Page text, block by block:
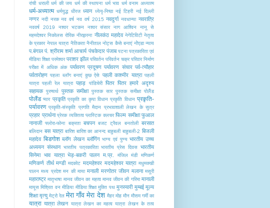
रांची धराली धर्म की जय धर्म की स्थापना धर्म भाव धर्म वनाम अध्यात्म
धर्म-अध्यात्म धर्मयुद्ध धीरज ध्यान ध्येयृ-निष्ठा नई टिहरी नई दिल्ली
नग्गर नदी नरक नव वर्ष नव वर्ष 2015 नवदुर्गा नवधान्या नवरात्रि
नववर्ष 2019 नश्वर भटकन नश्वर संसार नाग आश्विन
नानू से
महमदेश्वर निकोलस रोरिक नीरझरना नीलकंठ महादेव नेगेटिविटी नेतृत्व
के प्रकार नेपाल यात्रा नैतिकता नैनीताल नोट्स कैसे बनाएं नोेएडा न्याय
प.बंगाल पं. श्रीराम शर्मा आचार्य पंचकेदार पंजाब पटना पत्रकारिता एवं
मीडिया शिक्षा परमेश्वर पराशर झील परिवर्तन परिवर्तन चक्र परिवार निर्माण
परीक्षा में अधिक अंक पर्यावरण प्रदूषण पर्यावरण संचार पर्व-त्यौहार
पर्वतारोहण पहला ब्लॉग बनाएं कुछ ऐसे पहली काश्मीर यात्रा पहली
यात्रा पहली रेल यात्रा पहाड़ पांडिचेरी पितर पितर हमारे अदृश्य
सहायक पुरुषार्थ पुस्तक समीक्षा पुस्तक सार पु्स्तक समीक्षा पोलैंंड
पोलैंड प्यार प्रकृति प्रकृति का कृपा विधान प्रकृति विधान प्रकृति-
पर्यावरण प्रकृति-संस्कृति प्रगति मैदान प्रभावशाली लेखन के सुत्र
प्रहार प्रार्थना प्रेरक व्यक्तित्व प्लास्टिक क्लचर फिल्म समीक्षा फुआल
नानाजी फ्लोरा-फोना बक्रता बचपन बजट ट्रैवल बनतोली बरसात
बलिदान बस यात्रा बारिश बारिश का आनन्द बाहुबली बाहुबली-2 बिजली
महादेव बिडगोश ब्लॉग लेखन ब्लॉगिंग भाग्य एवं पुण्य भारतीय उच्च
अध्ययन संस्थान भारतीय पत्रकारिता भारतीय प्रेस दिवस भारतीय
सिनेमा भाव यात्रा भेड़-बकरी पालन म.प्र. मंजिल मंडी मणिकर्ण
मणिकर्ण तीर्थ मण्डी मदकोट मदमहेश्वर मदमहेश्वर यात्रा मधुमक्खी
पालन मध्य प्रदेश मन की माया मनाली मरणोतर जीवन मलाना मसूरी
महाराष्ट्र मातृभाषा मानव जीवन का महत्व मानव जीवन की गरिमा मानाली
मायूस मिश्रित वन मीडिया मीडिया शिक्षा मुक्ति पथ मुनस्यारी मुम्बई मूल्य
शिक्षा मृत्यु मेट्रो रेल मेरा गाँव मेरा देश मैहर मोह मौन मौसम गर्मी का
यात्रा यात्रा लेखन यात्रा लेखन का महत्व यात्रा लेखन के तत्व